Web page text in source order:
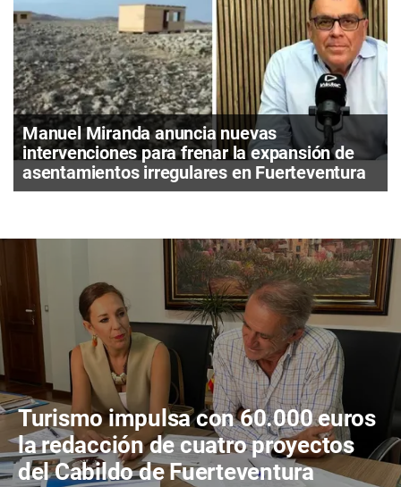
Manuel Miranda anuncia nuevas
intervenciones para frenar la expansión de
asentamientos irregulares en Fuerteventura
Turismo impulsa con 60.000 euros
la redacción de cuatro proyectos
del Cabildo de Fuerteventura